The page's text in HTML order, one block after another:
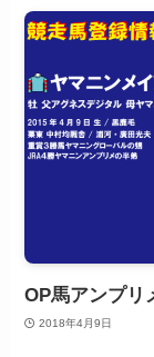
OP馬アンプリ
2018年4月9日